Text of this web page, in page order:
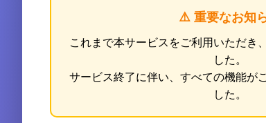
⚠️ 重要なお知
これまで本サービスをご利用いただき
した。
サービス終了に伴い、すべての機能が
した。